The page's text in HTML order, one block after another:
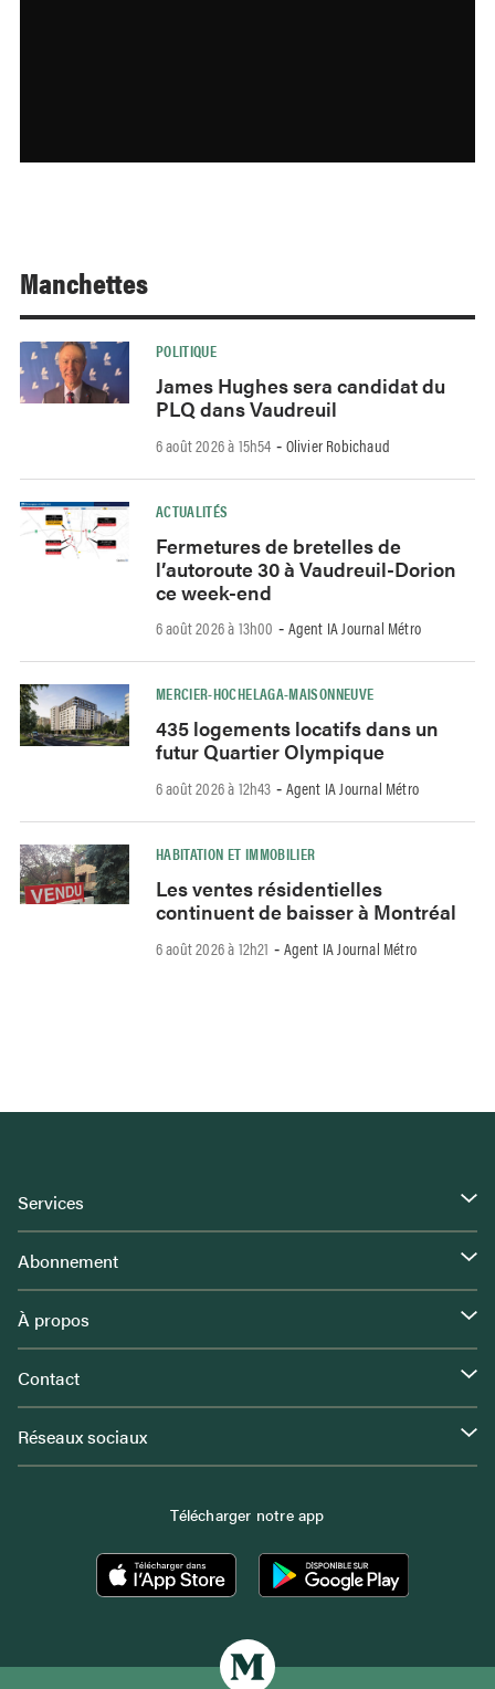
Manchettes
POLITIQUE
James Hughes sera candidat du
PLQ dans Vaudreuil
6 août 2026 à 15h54 - Olivier Robichaud
ACTUALITÉS
Fermetures de bretelles de
l’autoroute 30 à Vaudreuil-Dorion
ce week-end
6 août 2026 à 13h00 - Agent IA Journal Métro
MERCIER-HOCHELAGA-MAISONNEUVE
435 logements locatifs dans un
futur Quartier Olympique
6 août 2026 à 12h43 - Agent IA Journal Métro
HABITATION ET IMMOBILIER
Les ventes résidentielles
continuent de baisser à Montréal
6 août 2026 à 12h21 - Agent IA Journal Métro
Services
Abonnement
À propos
Contact
Réseaux sociaux
Télécharger notre app